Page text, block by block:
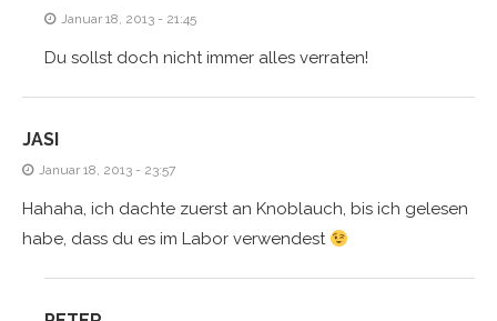
Januar 18, 2013 - 21:45
Du sollst doch nicht immer alles verraten!
JASI
Januar 18, 2013 - 23:57
Hahaha, ich dachte zuerst an Knoblauch, bis ich gelesen
habe, dass du es im Labor verwendest